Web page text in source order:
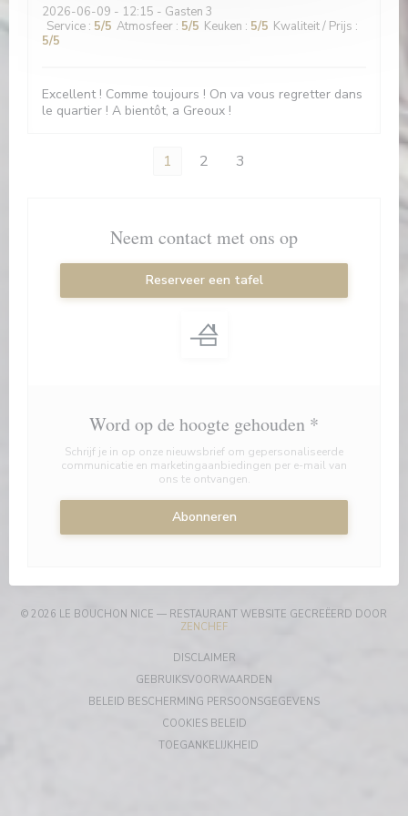
2026-06-09 - 12:15 - Gasten 3
Service : 5/5 Atmosfeer : 5/5 Keuken : 5/5 Kwaliteit / Prijs :
5/5
Excellent ! Comme toujours ! On va vous regretter dans
le quartier ! A bientôt, a Greoux !
1 2 3
Neem contact met ons op
Reserveer een tafel
Word op de hoogte gehouden *
Schrijf je in op onze nieuwsbrief om gepersonaliseerde
communicatie en marketingaanbiedingen per e-mail van
ons te ontvangen.
Abonneren
© 2026 LE BOUCHON NICE — RESTAURANT WEBSITE GECREËERD DOOR
ZENCHEF((OPENT IN EEN NIEUW VENSTER))
DISCLAIMER((OPENT IN EEN NIEUW VENSTER))
GEBRUIKSVOORWAARDEN
BELEID BESCHERMING PERSOONSGEGEVENS((OPENT IN EEN
COOKIES BELEID((OPENT IN EEN NIEUW
TOEGANKELIJKHEID